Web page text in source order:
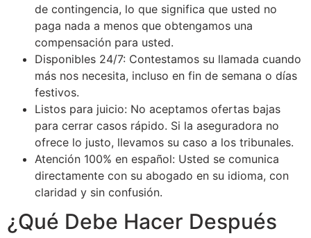
de contingencia, lo que significa que usted no
paga nada a menos que obtengamos una
compensación para usted.
Disponibles 24/7: Contestamos su llamada cuando
más nos necesita, incluso en fin de semana o días
festivos.
Listos para juicio: No aceptamos ofertas bajas
para cerrar casos rápido. Si la aseguradora no
ofrece lo justo, llevamos su caso a los tribunales.
Atención 100% en español: Usted se comunica
directamente con su abogado en su idioma, con
claridad y sin confusión.
¿Qué Debe Hacer Después